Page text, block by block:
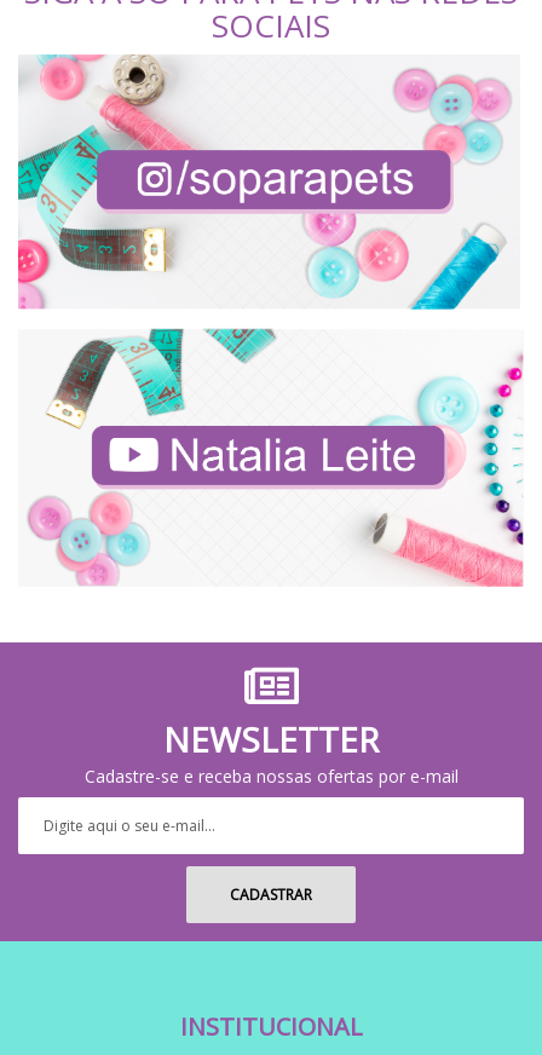
SOCIAIS
NEWSLETTER
Cadastre-se e receba nossas ofertas por e-mail
INSTITUCIONAL